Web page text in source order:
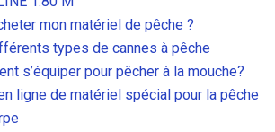
mon matériel de pêche ?
types de cannes à pêche
s’équiper pour pêcher à la mouche?
ligne de matériel spécial pour la pêche